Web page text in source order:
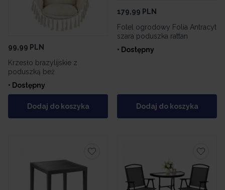
99,99 PLN
Krzesło brazylijskie z
poduszką beż
• Dostępny
Dodaj do koszyka
179,99 PLN
Fotel ogrodowy Folia Antracyt
szara poduszka rattan
• Dostępny
Dodaj do koszyka